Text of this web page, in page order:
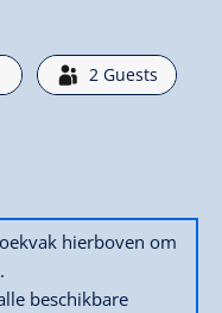
2 Guests
hierboven om
beschikbare